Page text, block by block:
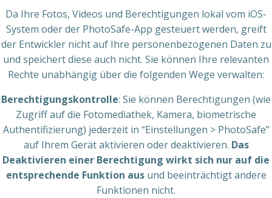
Da Ihre Fotos, Videos und Berechtigungen lokal vom iOS-
System oder der PhotoSafe-App gesteuert werden, greift
der Entwickler nicht auf Ihre personenbezogenen Daten zu
und speichert diese auch nicht. Sie können Ihre relevanten
Rechte unabhängig über die folgenden Wege verwalten:
Berechtigungskontrolle: Sie können Berechtigungen (wie
Zugriff auf die Fotomediathek, Kamera, biometrische
Authentifizierung) jederzeit in “Einstellungen > PhotoSafe”
auf Ihrem Gerät aktivieren oder deaktivieren. Das
Deaktivieren einer Berechtigung wirkt sich nur auf die
entsprechende Funktion ausund beeinträchtigt andere
Funktionen nicht.